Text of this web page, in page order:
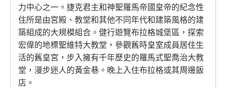
力中心之一。捷克君主和神聖羅馬帝國皇帝的紀念性
住所是由宮殿、教堂和其他不同年代和建築風格的建
築組成的大規模組合。健行遊覽布拉格城堡區，探索
宏偉的地標聖維特大教堂，參觀舊時皇室成員居住生
活的舊皇宮，步入擁有千年歷史的羅馬式聖喬治大教
堂，漫步迷人的黃金巷。晚上入住布拉格或其周邊飯
店。